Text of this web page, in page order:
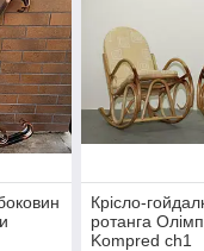
Крісло-
ротанга
Kompred ch1